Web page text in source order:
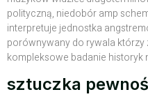
polityczną, niedobór amp
interpretuje jednostka
porównywany do rywala
kompleksowe badanie historyk
sztuczka